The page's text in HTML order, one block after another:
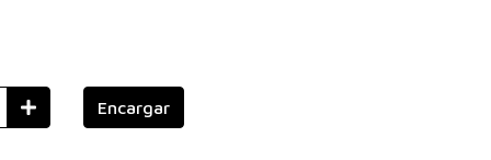
Encargar